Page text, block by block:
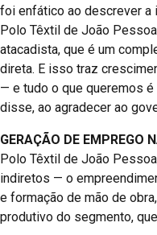
foi enfático ao descrever a
Polo Têxtil de João
atacadista, que é um
direta. E isso traz
— e tudo o que queremos
disse, ao agradecer ao
GERAÇÃO DE EMPREGO
Polo Têxtil de João
indiretos — o
e formação de mão de
produtivo do segmento,